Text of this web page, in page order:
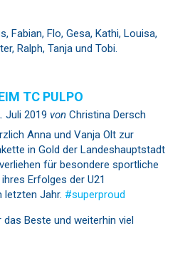
Fabian, Flo, Gesa, Kathi, Louisa,
Ralph, Tanja und Tobi.
TC PULPO
Juli 2019 von Christina Dersch
Anna und Vanja Olt zur
in Gold der Landeshauptstadt
für besondere sportliche
Erfolges der U21
letzten Jahr. #superproud
Beste und weiterhin viel